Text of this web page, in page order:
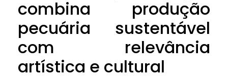
combina produção
pecuária sustentável
com relevância
artística e cultural